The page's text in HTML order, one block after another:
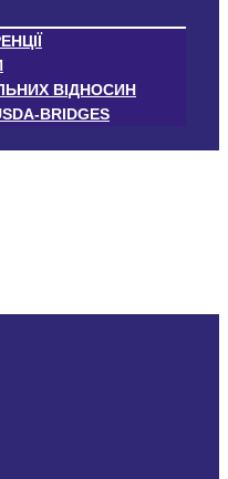
ВІДНОСИН
BRIDGES